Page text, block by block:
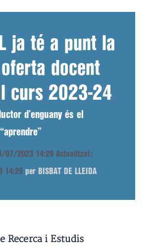
ja té a punt la
docent
curs 2023-24
d’enguany és el
07/2023 14:29 Actualitzat:
14:29 per BISBAT DE LLEIDA
Recerca i Estudis